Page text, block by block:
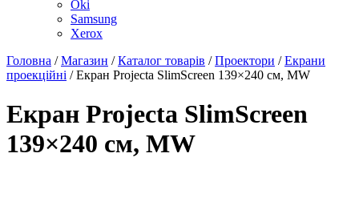
Oki
Samsung
Xerox
Головна /Магазин /Каталог товарів /Проектори /Екрани
проекційні / Eкран Projecta SlimScreen 139×240 см, MW
Eкран Projecta SlimScreen
139×240 см, MW